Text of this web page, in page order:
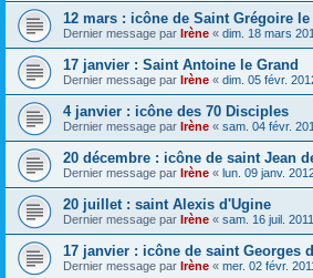
12 mars : icône de Saint Grégoire le
Dernier message par Irène « dim. 18 mars
17 janvier : Saint Antoine le Grand
Dernier message par Irène « dim. 05 févr.
4 janvier : icône des 70 Disciples
Dernier message par Irène « sam. 04 févr.
20 décembre : icône de saint Jean
Dernier message par Irène « lun. 09 janv.
20 juillet : saint Alexis d'Ugine
Dernier message par Irène « sam. 16 juil.
17 janvier : icône de saint Georges
Dernier message par Irène « mer. 02 févr.